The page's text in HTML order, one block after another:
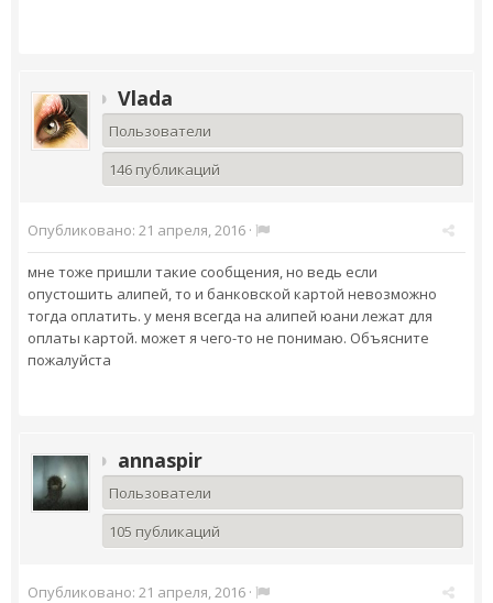
Vlada
Пользователи
146 публикаций
Опубликовано: 21 апреля, 2016 ·
мне тоже пришли такие сообщения, но ведь если
опустошить алипей, то и банковской картой невозможно
тогда оплатить. у меня всегда на алипей юани лежат для
оплаты картой. может я чего-то не понимаю. Объясните
пожалуйста
annaspir
Пользователи
105 публикаций
Опубликовано: 21 апреля, 2016 ·